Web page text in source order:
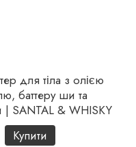
для тіла з олією
баттеру ши та
| SANTAL & WHISKY
Купити